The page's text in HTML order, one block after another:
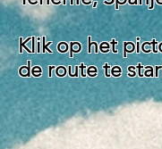
Klik op het
de route te